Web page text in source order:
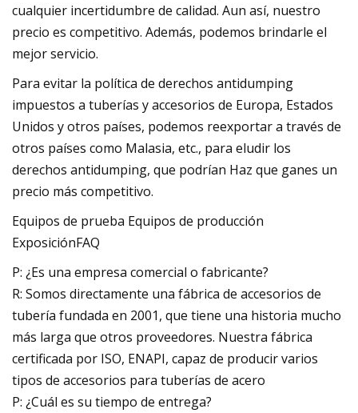
cualquier incertidumbre de calidad. Aun así, nuestro
precio es competitivo. Además, podemos brindarle el
mejor servicio.
Para evitar la política de derechos antidumping
impuestos a tuberías y accesorios de Europa, Estados
Unidos y otros países, podemos reexportar a través de
otros países como Malasia, etc., para eludir los
derechos antidumping, que podrían Haz que ganes un
precio más competitivo.
Equipos de prueba Equipos de producción
ExposiciónFAQ
P: ¿Es una empresa comercial o fabricante?
R: Somos directamente una fábrica de accesorios de
tubería fundada en 2001, que tiene una historia mucho
más larga que otros proveedores. Nuestra fábrica
certificada por ISO, ENAPI, capaz de producir varios
tipos de accesorios para tuberías de acero
P: ¿Cuál es su tiempo de entrega?